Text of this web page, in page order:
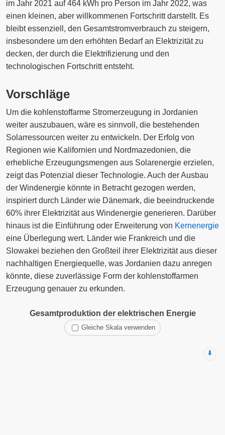
im Jahr 2021 auf 464 kWh pro Person im Jahr 2022, was
einen kleinen, aber willkommenen Fortschritt darstellt. Es
bleibt essenziell, den Gesamtstromverbrauch zu steigern,
insbesondere um den erhöhten Bedarf an Elektrizität zu
decken, der durch die Elektrifizierung und den
technologischen Fortschritt entsteht.
Vorschläge
Um die kohlenstoffarme Stromerzeugung in Jordanien
weiter auszubauen, wäre es sinnvoll, die bestehenden
Solarressourcen weiter zu entwickeln. Der Erfolg von
Regionen wie Kalifornien und Nordmazedonien, die
erhebliche Erzeugungsmengen aus Solarenergie erzielen,
zeigt das Potenzial dieser Technologie. Auch der Ausbau
der Windenergie könnte in Betracht gezogen werden,
inspiriert durch Länder wie Dänemark, die beeindruckende
60% ihrer Elektrizität aus Windenergie generieren. Darüber
hinaus ist die Einführung oder Erweiterung von Kernenergie
eine Überlegung wert. Länder wie Frankreich und die
Slowakei beziehen den Großteil ihrer Elektrizität aus dieser
nachhaltigen Energiequelle, was Jordanien dazu anregen
könnte, diese zuverlässige Form der kohlenstoffarmen
Erzeugung genauer zu erkunden.
Gesamtproduktion der elektrischen Energie
Gleiche Skala verwenden
⬇️